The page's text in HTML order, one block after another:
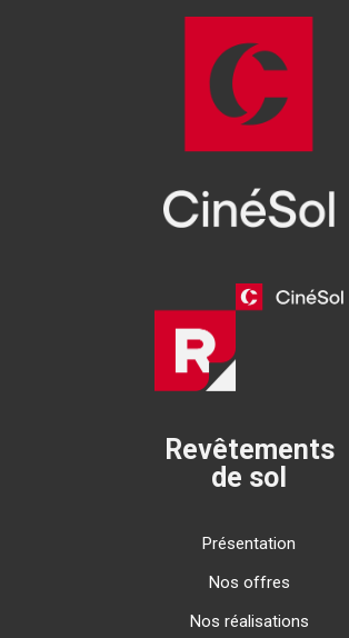
Revêtements
de sol
Présentation
Nos offres
Nos réalisations